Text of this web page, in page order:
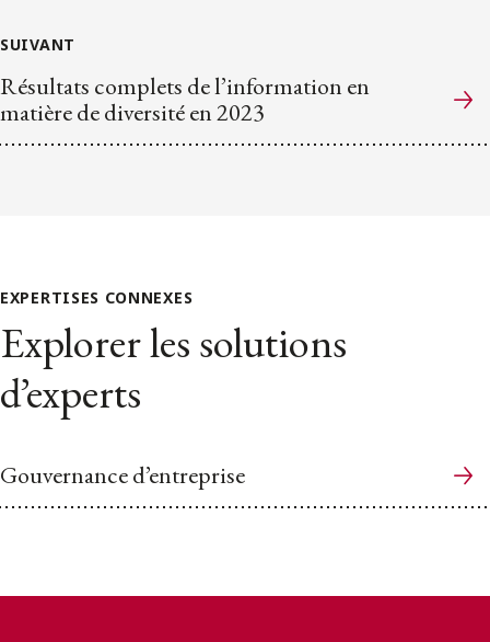
SUIVANT
Résultats complets de l’information en
matière de diversité en 2023
EXPERTISES CONNEXES
Explorer les solutions
d’experts
Gouvernance d’entreprise